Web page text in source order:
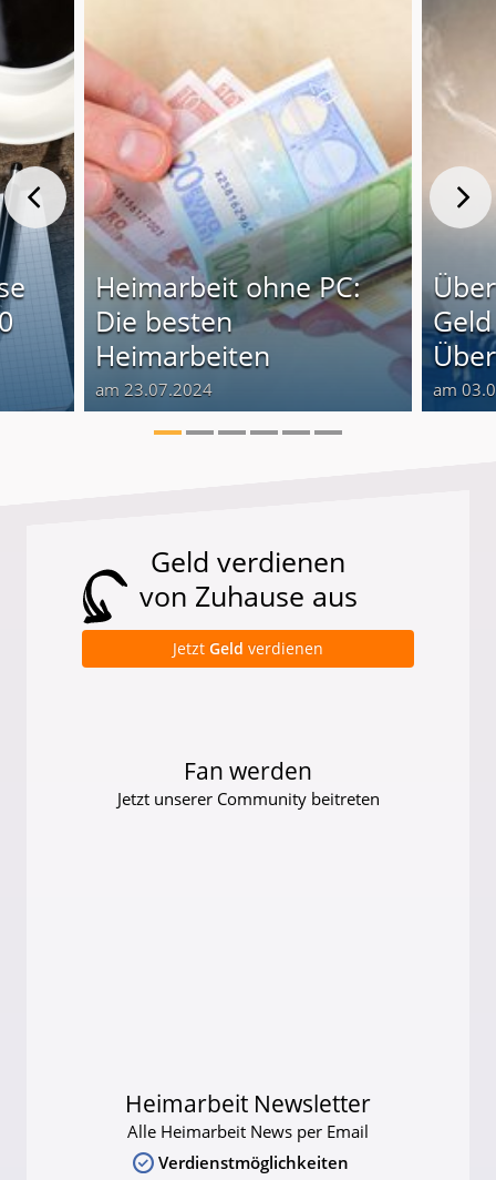
Heimarbeit ohne PC:
Die besten
Heimarbeiten
am 23.07.2024 am
Geld verdienen
von Zuhause aus
Jetzt Geld verdienen
Fan werden
Jetzt unserer Community beitreten
Heimarbeit Newsletter
Alle Heimarbeit News per Email
Verdienstmöglichkeiten